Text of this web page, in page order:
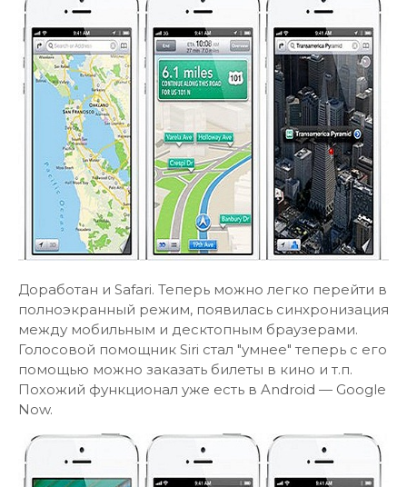
Доработан и Safari. Теперь можно легко перейти в
полноэкранный режим, появилась синхронизация
между мобильным и десктопным браузерами.
Голосовой помощник Siri стал "умнее" теперь с его
помощью можно заказать билеты в кино и т.п.
Похожий функционал уже есть в Android — Google
Now.